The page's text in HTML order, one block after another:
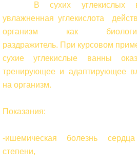
В сухих углекислых
увлажненная углекислота
организм как
раздражитель. При курсовом
сухие углекислые ванны
тренирующее и адаптирующее
на организм.
Показания:
-ишемическая болезнь
степени,